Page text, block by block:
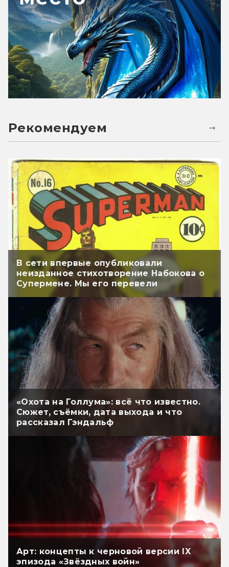
Рекомендуем
В сети впервые опубликовали
неизданное стихотворение Набокова о
Супермене. Мы его перевели
«Охота на Голлума»: всё что известно.
Сюжет, съёмки, дата выхода и что
рассказал Гэндальф
Арт: концепты к черновой версии IX
эпизода «Звёздных войн»